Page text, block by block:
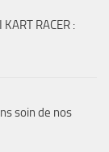
RACER :
soin de nos